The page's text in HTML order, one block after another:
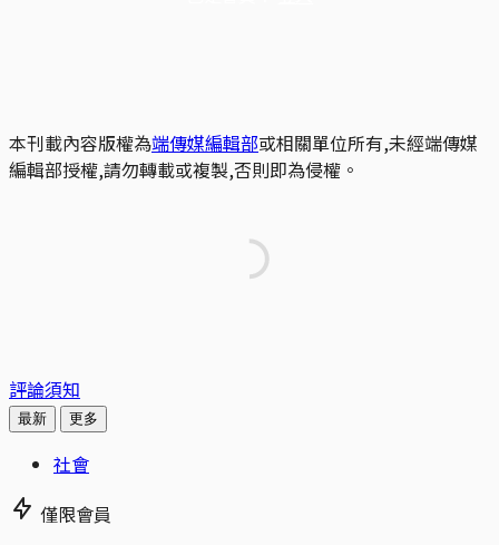
本刊載內容版權為端傳媒編輯部或相關單位所有,未經端傳媒
編輯部授權,請勿轉載或複製,否則即為侵權。
評論須知
最新 更多
社會
僅限會員